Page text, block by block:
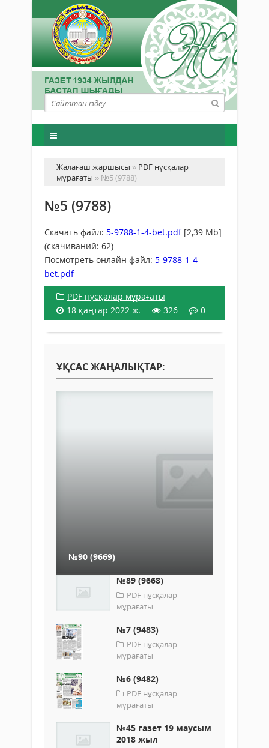
Жалағаш жаршысы » PDF нұсқалар
мұрағаты » №5 (9788)
№5 (9788)
Скачать файл: 5-9788-1-4-bet.pdf[2,39 Mb]
(cкачиваний: 62)
Посмотреть онлайн файл: 5-9788-1-4-
bet.pdf
PDF нұсқалар мұрағаты
18 қаңтар 2022 ж.
326 0
ҰҚСАС ЖАҢАЛЫҚТАР:
№90 (9669)
№89 (9668)
PDF нұсқалар
мұрағаты
№7 (9483)
PDF нұсқалар
мұрағаты
№6 (9482)
PDF нұсқалар
мұрағаты
№45 газет 19 маусым
2018 жыл